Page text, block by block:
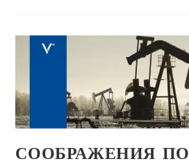
СООБРАЖЕНИЯ ПО